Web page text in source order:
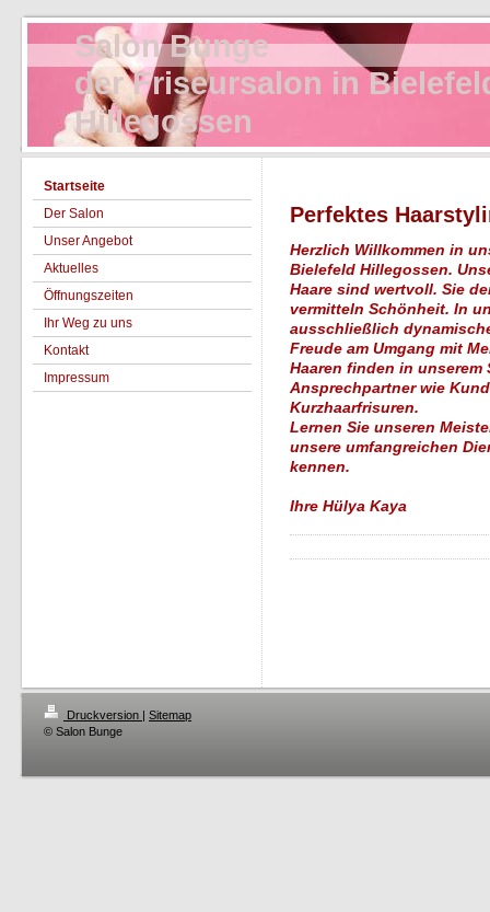
Salon Bunge
der Friseursalon in
Hillegossen
Startseite
Der Salon
Unser Angebot
Aktuelles
Öffnungszeiten
Ihr Weg zu uns
Kontakt
Impressum
Perfektes
Herzlich Willkommen in
Bielefeld Hillegossen.
Haare sind wertvoll. Sie
vermitteln Schönheit. In
ausschließlich
Freude am Umgang mit
Haaren finden in
Ansprechpartner wie
Kurzhaarfrisuren.
Lernen Sie unseren
unsere umfangreichen
kennen.
Ihre Hülya Kaya
Druckversion | Sitemap
© Salon Bunge